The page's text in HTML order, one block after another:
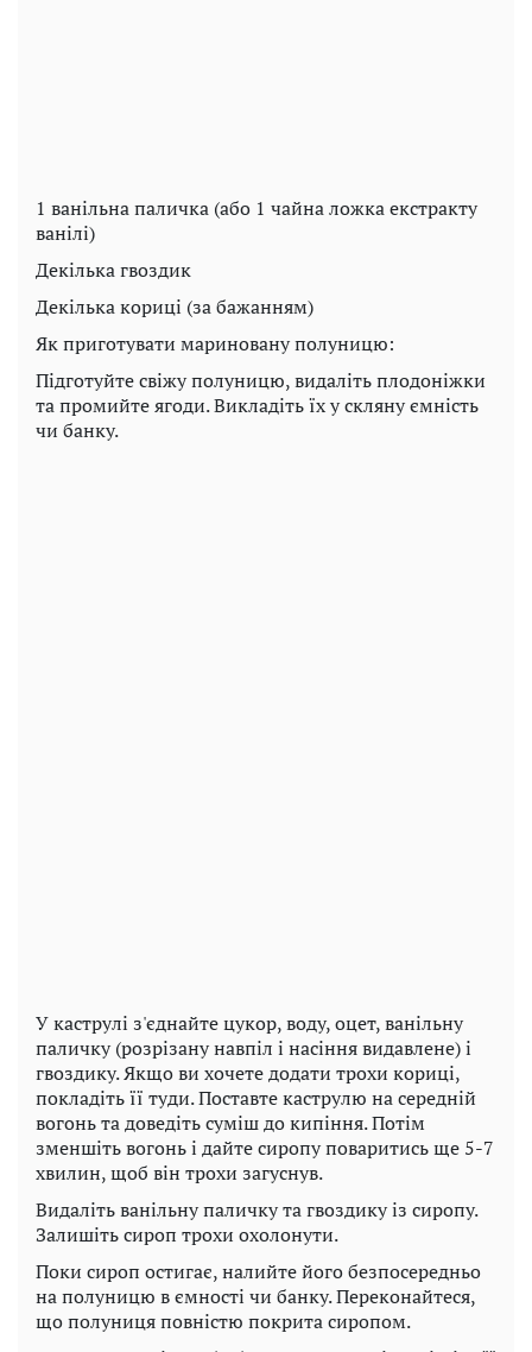
1 ванільна паличка (або 1 чайна ложка екстракту
ванілі)
Декілька гвоздик
Декілька кориці (за бажанням)
Як приготувати мариновану полуницю:
Підготуйте свіжу полуницю, видаліть плодоніжки
та промийте ягоди. Викладіть їх у скляну ємність
чи банку.
У каструлі з'єднайте цукор, воду, оцет, ванільну
паличку (розрізану навпіл і насіння видавлене) і
гвоздику. Якщо ви хочете додати трохи кориці,
покладіть її туди. Поставте каструлю на середній
вогонь та доведіть суміш до кипіння. Потім
зменшіть вогонь і дайте сиропу поваритись ще 5-7
хвилин, щоб він трохи загуснув.
Видаліть ванільну паличку та гвоздику із сиропу.
Залишіть сироп трохи охолонути.
Поки сироп остигає, налийте його безпосередньо
на полуницю в ємності чи банку. Переконайтеся,
що полуниця повністю покрита сиропом.